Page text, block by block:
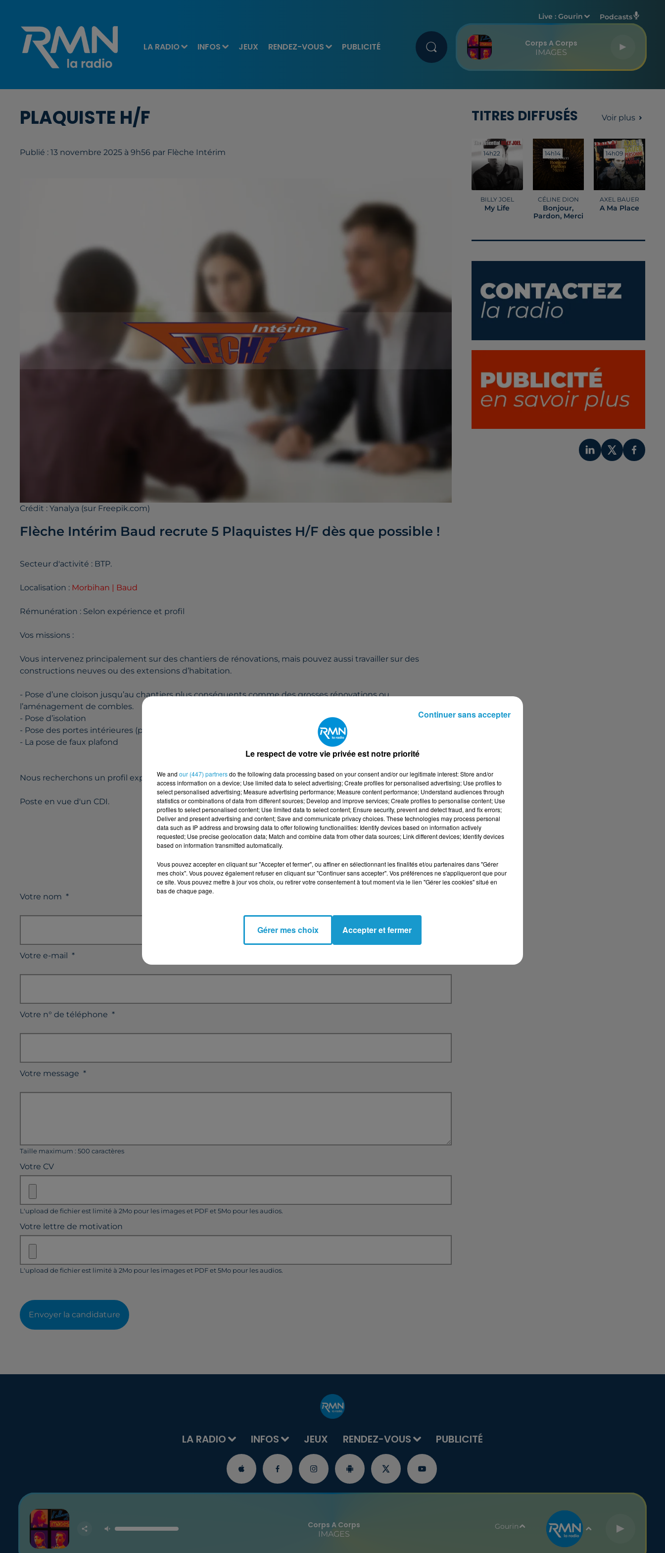
LA RADIO INFOS JEUX RENDEZ-VOUS PUBLICITÉ
Live :Gourin Podcasts
Corps A Corps
IMAGES
PLAQUISTE H/F
Publié : 13 novembre 2025 à 9h56 par Flèche Intérim
Crédit : Yanalya (sur Freepik.com)
Flèche Intérim Baud recrute 5 Plaquistes H/F dès que possible !
Secteur d'activité : BTP.
Localisation : Morbihan | Baud
Rémunération : Selon expérience et profil
Vos missions :
Vous intervenez principalement sur des chantiers de rénovations, mais pouvez aussi travailler sur des
constructions neuves ou des extensions d’habitation.
- Pose d’une cloison jusqu’au chantiers plus conséquents comme des grosses rénovations ou
l’aménagement de combles.
- Pose d’isolation
- Pose des portes intérieures (portes battantes ou porte coulissantes à galandage).
- La pose de faux plafond
Nous recherchons un profil expérimenté et autonome.
Poste en vue d'un CDI.
Postulez à l'offre : Plaquiste H/F
Votre nom *
Votre e-mail *
Votre n° de téléphone *
Votre message *
Taille maximum : 500 caractères
Votre CV
L'upload de fichier est limité à 2Mo pour les images et PDF et 5Mo pour les audios.
Votre lettre de motivation
L'upload de fichier est limité à 2Mo pour les images et PDF et 5Mo pour les audios.
Envoyer la candidature
TITRES DIFFUSÉS Voir plus
14h22
14h22
BILLY JOEL
My Life
14h14
14h14
CÉLINE DION
Bonjour,
Pardon, Merci
14h09
14h09
AXEL BAUER
A Ma Place
LA RADIO INFOS JEUX RENDEZ-VOUS PUBLICITÉ
Corps A Corps
IMAGES
Gourin
Le respect de votre vie privée est notre priorité
We and our (447) partnersdo the following data processing based on your consent and/or our legitimate interest: Store and/or
access information on a device; Use limited data to select advertising; Create profiles for personalised advertising; Use profiles to
select personalised advertising; Measure advertising performance; Measure content performance; Understand audiences through
statistics or combinations of data from different sources; Develop and improve services; Create profiles to personalise content; Use
profiles to select personalised content; Use limited data to select content; Ensure security, prevent and detect fraud, and fix errors;
Deliver and present advertising and content; Save and communicate privacy choices. These technologies may process personal
data such as IP address and browsing data to offer following functionalities: Identify devices based on information actively
requested; Use precise geolocation data; Match and combine data from other data sources; Link different devices; Identify devices
based on information transmitted automatically.
Vous pouvez accepter en cliquant sur "Accepter et fermer", ou affiner en sélectionnant les finalités et/ou partenaires dans "Gérer
mes choix". Vous pouvez également refuser en cliquant sur "Continuer sans accepter". Vos préférences ne s'appliqueront que pour
ce site. Vous pouvez mettre à jour vos choix, ou retirer votre consentement à tout moment via le lien "Gérer les cookies" situé en
bas de chaque page.
Gérer mes choix Accepter et fermer
Continuer sans accepter